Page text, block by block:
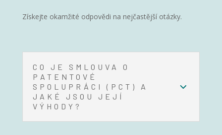
Získejte okamžité odpovědi na nejčastější otázky.
CO JE SMLOUVA O
PATENTOVÉ
SPOLUPRÁCI (PCT) A
JAKÉ JSOU JEJÍ
VÝHODY?